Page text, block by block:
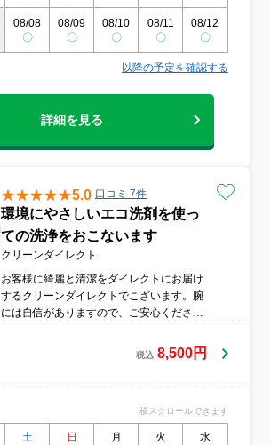
抜きをしない丁寧な作業を心がけておりま
す。技術と対応、両方ができてからこその
プロのサービスだと私は思っております。
お客様満足度120%をめざして一件一件真剣
08/08
〇
08/09
〇
08/10
〇
08/11
〇
08/12
〇
以降の予定を確認する
詳細を見る
5.0 口コミ 7件
環境にやさしいエコ洗剤を使っ
ての洗浄をおこないます
クリーンダイレクト
お客様に綺麗と清潔をダイレクトにお届け
するクリーンダイレクトでこざいます。腕
には自信がありますので、ご安心くださ
します。さらに消臭剤を使っての洗浄を行
います。汚れと臭いを完全に除去します。
を保持できます。2台目以降は割引価格とな
ります。まとめて複数台をご注文されると
税込 8,500円
横スクロールできます
土 日 月 火 水